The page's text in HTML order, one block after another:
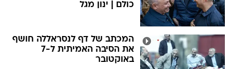
כולם | ינון מגל
המכתב של דף לנסראללה חושף
את הסיבה האמיתית ל-7
באוקטובר